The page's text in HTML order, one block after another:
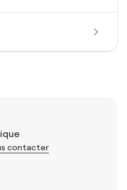
contacter